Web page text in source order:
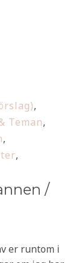
,
Teman,
,
,
/
er runtom i